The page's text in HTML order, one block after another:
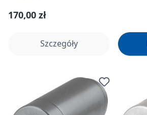
Cena regularna:
170,00 zł
Szczegóły